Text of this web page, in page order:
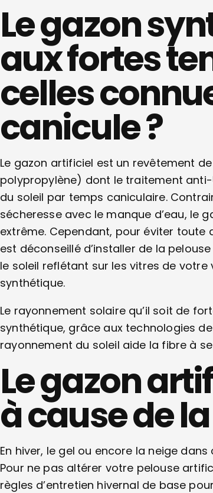
Le gazon
aux fortes
celles
canicule ?
Le gazon artificiel est un revêtement
polypropylène) dont le traitement
du soleil par temps caniculaire.
sécheresse avec le manque d’eau, le
extrême. Cependant, pour éviter
est déconseillé d’installer de la
le soleil reflétant sur les vitres de
synthétique.
Le rayonnement solaire qu’il soit de
synthétique, grâce aux technologies
rayonnement du soleil aide la fibre à
Le gazon
à cause de
En hiver, le gel ou encore la neige
Pour ne pas altérer votre pelouse
règles d’entretien hivernal de base